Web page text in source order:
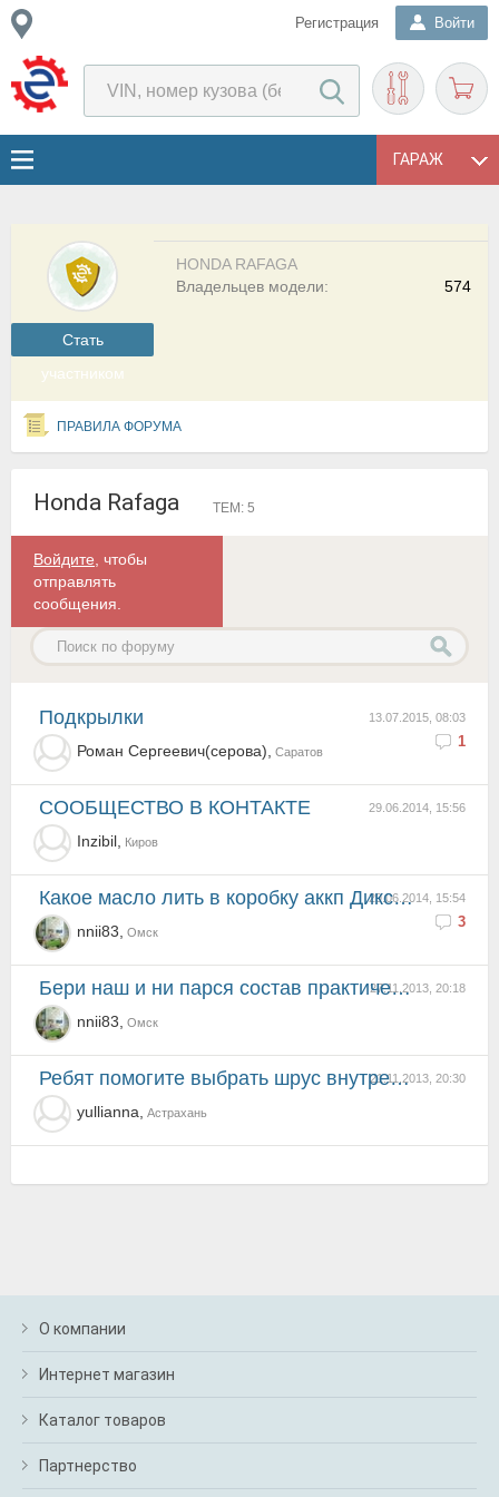
Регистрация Войти
ГАРАЖ
Cтать
участником
HONDA RAFAGA
574
Владельцев модели:
ПРАВИЛА ФОРУМА
Honda Rafaga ТЕМ: 5
Войдите , чтобы
отправлять
сообщения.
13.07.2015, 08:03
1
Подкрылки
Роман Сергеевич(серова), Саратов
29.06.2014, 15:56
СООБЩЕСТВО В КОНТАКТЕ
Inzibil, Киров
29.06.2014, 15:54
3
какое масло лить в коробку аккп Диксон или ATF
nnii83, Омск
27.11.2013, 20:18
бери наш и ни парся состав практически одинаковый
nnii83, Омск
21.11.2013, 20:30
ребят помогите выбрать шрус внутренний не дорогой но нормальный
yullianna, Астрахань
О компании
Интернет магазин
Каталог товаров
Партнерство